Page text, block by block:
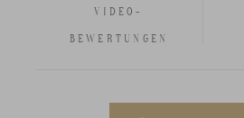
VIDEO-
BEWERTUNGEN